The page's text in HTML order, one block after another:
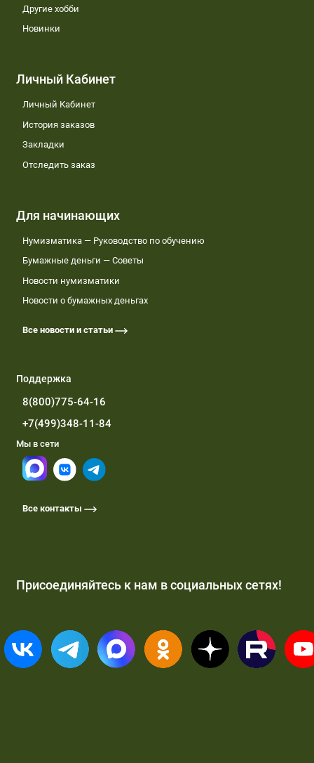
Другие хобби
Новинки
Личный Кабинет
Личный Кабинет
История заказов
Закладки
Отследить заказ
Для начинающих
Нумизматика — Руководство по обучению
Бумажные деньги — Советы
Новости нумизматики
Новости о бумажных деньгах
Все новости и статьи
Поддержка
8(800)775-64-16
+7(499)348-11-84
Мы в сети
Все контакты
Присоединяйтесь к нам в социальных сетях!